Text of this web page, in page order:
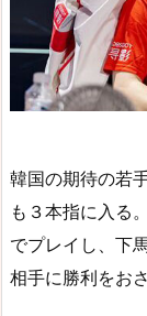
韓国の期待の若
も３本指に入る
でプレイし、下
相手に勝利をお